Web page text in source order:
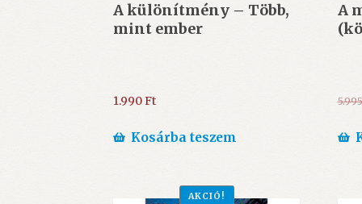
A különítmény – Több,
mint ember
1.990Ft
Kosárba teszem
A
AKCIÓ!